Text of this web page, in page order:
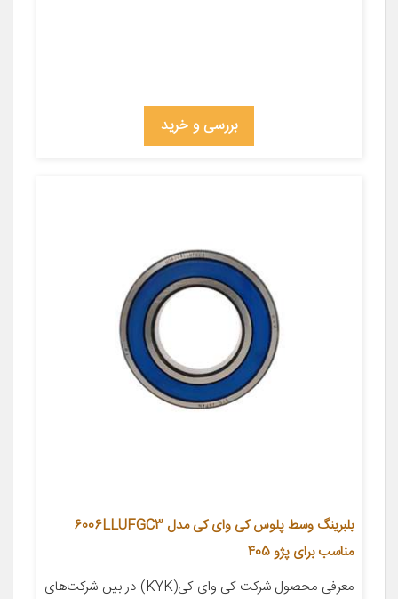
بررسی و خرید
بلبرینگ وسط پلوس کی وای کی مدل 6006LLUFGC3
مناسب برای پژو 405
معرفی محصول شرکت کی وای کی(KYK) در بین شرکت‌های